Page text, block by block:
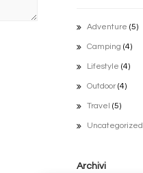
Adventure (5)
Camping (4)
Lifestyle (4)
Outdoor(4)
Travel (5)
Uncategorized
Archivi